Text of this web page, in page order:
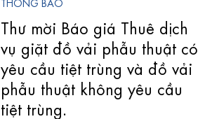
Thư mời Báo giá Thuê dịch
vụ giặt đồ vải phẫu thuật có
yêu cầu tiệt trùng và đồ vải
phẫu thuật không yêu cầu
tiệt trùng.